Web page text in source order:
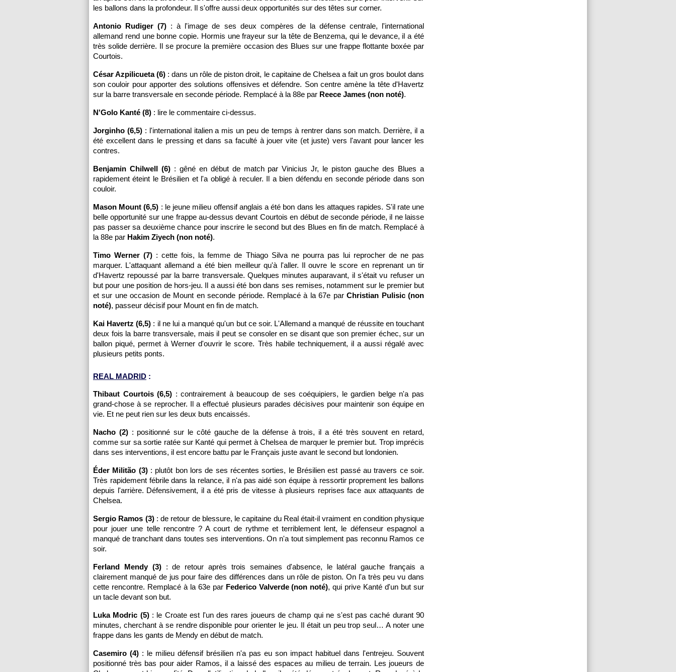
les ballons dans la profondeur. Il s'offre aussi deux opportunités sur des têtes sur corner.
Antonio Rudiger (7) : à l'image de ses deux compères de la défense centrale, l'international
allemand rend une bonne copie. Hormis une frayeur sur la tête de Benzema, qui le devance, il a été
très solide derrière. Il se procure la première occasion des Blues sur une frappe flottante boxée par
Courtois.
César Azpilicueta (6) : dans un rôle de piston droit, le capitaine de Chelsea a fait un gros boulot dans
son couloir pour apporter des solutions offensives et défendre. Son centre amène la tête d'Havertz
sur la barre transversale en seconde période. Remplacé à la 88e par Reece James (non noté).
N'Golo Kanté (8) : lire le commentaire ci-dessus.
Jorginho (6,5): l'international italien a mis un peu de temps à rentrer dans son match. Derrière, il a
été excellent dans le pressing et dans sa faculté à jouer vite (et juste) vers l'avant pour lancer les
contres.
Benjamin Chilwell (6): gêné en début de match par Vinicius Jr, le piston gauche des Blues a
rapidement éteint le Brésilien et l'a obligé à reculer. Il a bien défendu en seconde période dans son
couloir.
Mason Mount (6,5) : le jeune milieu offensif anglais a été bon dans les attaques rapides. S'il rate une
belle opportunité sur une frappe au-dessus devant Courtois en début de seconde période, il ne laisse
pas passer sa deuxième chance pour inscrire le second but des Blues en fin de match. Remplacé à
la 88e par Hakim Ziyech (non noté).
Timo Werner (7) : cette fois, la femme de Thiago Silva ne pourra pas lui reprocher de ne pas
marquer. L'attaquant allemand a été bien meilleur qu'à l'aller. Il ouvre le score en reprenant un tir
d'Havertz repoussé par la barre transversale. Quelques minutes auparavant, il s'était vu refuser un
but pour une position de hors-jeu. Il a aussi été bon dans ses remises, notamment sur le premier but
et sur une occasion de Mount en seconde période. Remplacé à la 67e parChristian Pulisic (non
noté), passeur décisif pour Mount en fin de match.
Kai Havertz (6,5) : il ne lui a manqué qu'un but ce soir. L'Allemand a manqué de réussite en touchant
deux fois la barre transversale, mais il peut se consoler en se disant que son premier échec, sur un
ballon piqué, permet à Werner d'ouvrir le score. Très habile techniquement, il a aussi régalé avec
plusieurs petits ponts.
REAL MADRID :
Thibaut Courtois (6,5) : contrairement à beaucoup de ses coéquipiers, le gardien belge n'a pas
grand-chose à se reprocher. Il a effectué plusieurs parades décisives pour maintenir son équipe en
vie. Et ne peut rien sur les deux buts encaissés.
Nacho (2): positionné sur le côté gauche de la défense à trois, il a été très souvent en retard,
comme sur sa sortie ratée sur Kanté qui permet à Chelsea de marquer le premier but. Trop imprécis
dans ses interventions, il est encore battu par le Français juste avant le second but londonien.
Éder Militão (3): plutôt bon lors de ses récentes sorties, le Brésilien est passé au travers ce soir.
Très rapidement fébrile dans la relance, il n'a pas aidé son équipe à ressortir proprement les ballons
depuis l'arrière. Défensivement, il a été pris de vitesse à plusieurs reprises face aux attaquants de
Chelsea.
Sergio Ramos (3): de retour de blessure, le capitaine du Real était-il vraiment en condition physique
pour jouer une telle rencontre ? A court de rythme et terriblement lent, le défenseur espagnol a
manqué de tranchant dans toutes ses interventions. On n'a tout simplement pas reconnu Ramos ce
soir.
Ferland Mendy (3): de retour après trois semaines d'absence, le latéral gauche français a
clairement manqué de jus pour faire des différences dans un rôle de piston. On l'a très peu vu dans
cette rencontre. Remplacé à la 63e par Federico Valverde (non noté), qui prive Kanté d'un but sur
un tacle devant son but.
Luka Modric (5): le Croate est l'un des rares joueurs de champ qui ne s'est pas caché durant 90
minutes, cherchant à se rendre disponible pour orienter le jeu. Il était un peu trop seul… A noter une
frappe dans les gants de Mendy en début de match.
Casemiro (4) : le milieu défensif brésilien n'a pas eu son impact habituel dans l'entrejeu. Souvent
positionné très bas pour aider Ramos, il a laissé des espaces au milieu de terrain. Les joueurs de